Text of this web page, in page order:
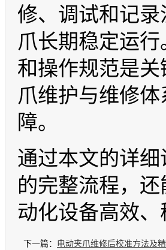
修、调试和记
爪长期稳定运
和操作规范是
爪维护与维修
障。
通过本文的详
的完整流程，
动化设备高效、
下一篇： 电动夹爪维修后校准方法及